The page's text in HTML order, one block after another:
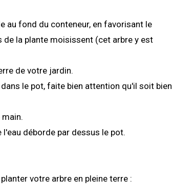
au fond du conteneur, en favorisant le
de la plante moisissent (cet arbre y est
de votre jardin.
le pot, faite bien attention qu'il soit bien
déborde par dessus le pot.
votre arbre en pleine terre :